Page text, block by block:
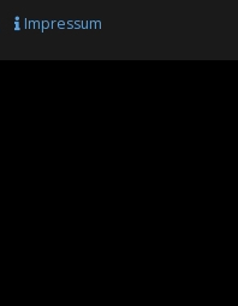
Impressum